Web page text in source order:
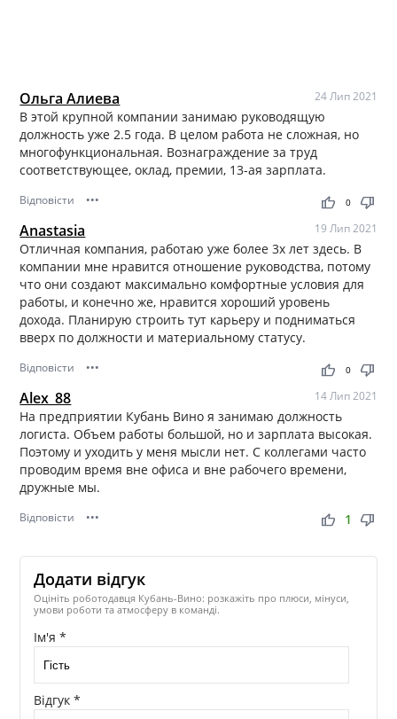
Ольга Алиева 24 Лип 2021
В этой крупной компании занимаю руководящую
должность уже 2.5 года. В целом работа не сложная, но
многофункциональная. Вознаграждение за труд
соответствующее, оклад, премии, 13-ая зарплата.
Відповісти ••• thumb_up thumb_down
0
Anastasia 19 Лип 2021
Отличная компания, работаю уже более 3х лет здесь. В
компании мне нравится отношение руководства, потому
что они создают максимально комфортные условия для
работы, и конечно же, нравится хороший уровень
дохода. Планирую строить тут карьеру и подниматься
вверх по должности и материальному статусу.
Відповісти ••• thumb_up thumb_down
0
Alex_88 14 Лип 2021
На предприятии Кубань Вино я занимаю должность
логиста. Объем работы большой, но и зарплата высокая.
Поэтому и уходить у меня мысли нет. С коллегами часто
проводим время вне офиса и вне рабочего времени,
дружные мы.
Відповісти ••• thumb_up thumb_down
1
Додати відгук
Оцініть роботодавця Кубань-Вино: розкажіть про плюси, мінуси,
умови роботи та атмосферу в команді.
Ім'я *
Відгук *